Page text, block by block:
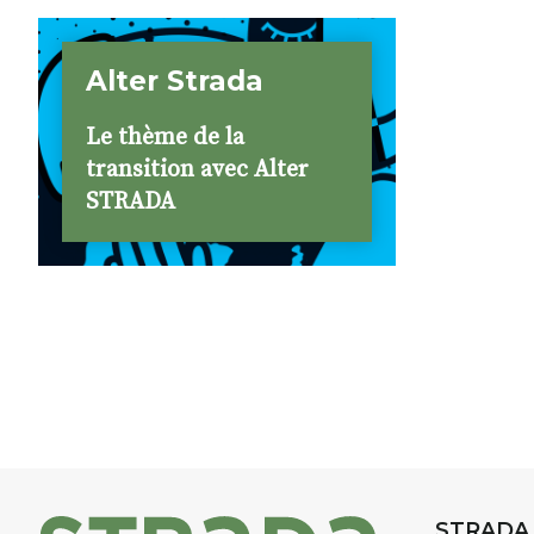
Alter Strada
Le thème de la
transition avec Alter
STRADA